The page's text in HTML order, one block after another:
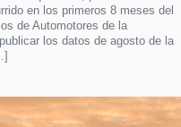
en los primeros 8 meses del
de Automotores de la
los datos de agosto de la